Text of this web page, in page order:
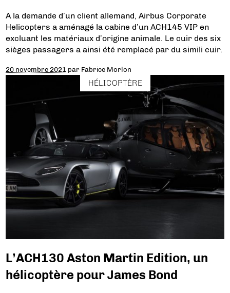
A la demande d’un client allemand, Airbus Corporate
Helicopters a aménagé la cabine d’un ACH145 VIP en
excluant les matériaux d’origine animale. Le cuir des six
sièges passagers a ainsi été remplacé par du simili cuir.
20 novembre 2021 par Fabrice Morlon
HÉLICOPTÈRE
L’ACH130 Aston Martin Edition, un
hélicoptère pour James Bond